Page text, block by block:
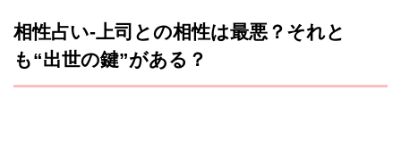
相性占い-上司との相性は最悪？それと
も“出世の鍵”がある？